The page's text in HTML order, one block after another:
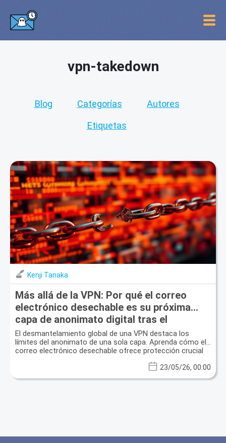
vpn-takedown
Blog Categorías Autores
Etiquetas
Kenji Tanaka
Más allá de la VPN: Por qué el correo
electrónico desechable es su próxima
capa de anonimato digital tras el
desmantelamiento global del cibercrimen
El desmantelamiento global de una VPN destaca los
límites del anonimato de una sola capa. Aprenda cómo el
correo electrónico desechable ofrece protección crucial
23/05/26, 00:00